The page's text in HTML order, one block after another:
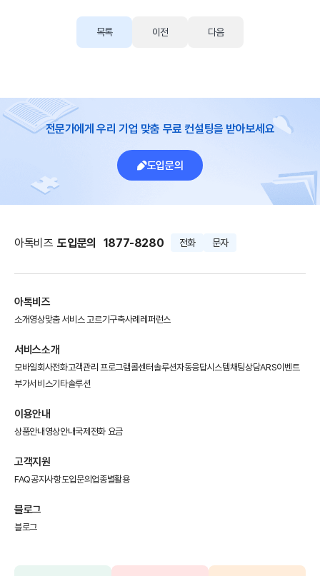
목록 이전 다음
전문가에게 우리 기업 맞춤 무료 컨설팅을 받아보세요
도입문의
아톡비즈 도입문의 1877-8280 전화 문자
아톡비즈
소개영상맞춤 서비스 고르기구축사례 레퍼런스
서비스소개
모바일회사전화고객관리 프로그램콜센터솔루션자동응답시스템채팅상담ARS이벤트
부가서비스기타솔루션
이용안내
상품안내 영상안내국제전화 요금
고객지원
FAQ공지사항도입문의 업종별활용
블로그
블로그